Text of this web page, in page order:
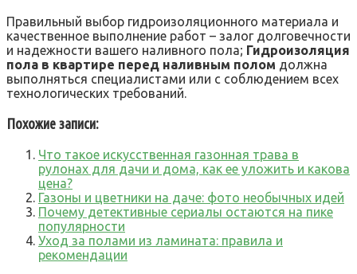
Правильный выбор гидроизоляционного материала и
качественное выполнение работ – залог долговечности
и надежности вашего наливного пола; Гидроизоляция
пола в квартире перед наливным полом должна
выполняться специалистами или с соблюдением всех
технологических требований.
Похожие записи:
Что такое искусственная газонная трава в
рулонах для дачи и дома, как ее уложить и какова
цена?
Газоны и цветники на даче: фото необычных идей
Почему детективные сериалы остаются на пике
популярности
Уход за полами из ламината: правила и
рекомендации